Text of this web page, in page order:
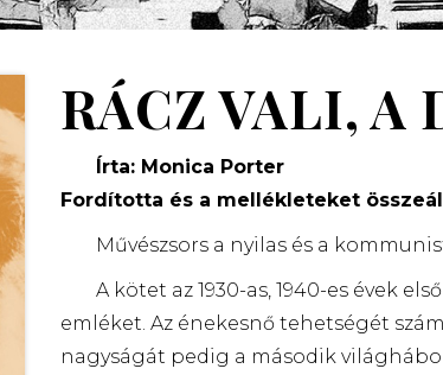
RÁCZ VALI, A
Írta: Monica Porter
Fordította és a mellékleteket
Művészsors a nyilas és a
A kötet az 1930-as, 1940-es évek
emléket. Az énekesnő tehetségét
nagyságát pedig a második